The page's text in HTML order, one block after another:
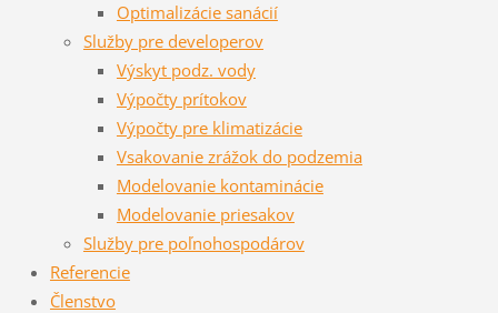
Optimalizácie sanácií
Služby pre developerov
Výskyt podz. vody
Výpočty prítokov
Výpočty pre klimatizácie
Vsakovanie zrážok do podzemia
Modelovanie kontaminácie
Modelovanie priesakov
Služby pre poľnohospodárov
Referencie
Členstvo